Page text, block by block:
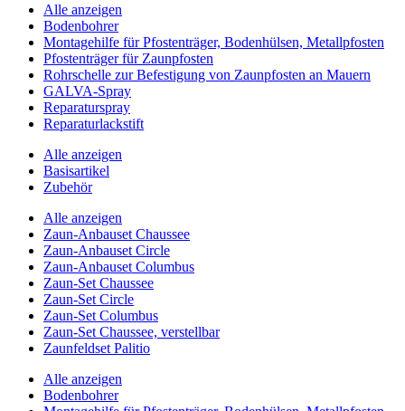
Alle anzeigen
Bodenbohrer
Montagehilfe für Pfostenträger, Bodenhülsen, Metallpfosten
Pfostenträger für Zaunpfosten
Rohrschelle zur Befestigung von Zaunpfosten an Mauern
GALVA-Spray
Reparaturspray
Reparaturlackstift
Alle anzeigen
Basisartikel
Zubehör
Alle anzeigen
Zaun-Anbauset Chaussee
Zaun-Anbauset Circle
Zaun-Anbauset Columbus
Zaun-Set Chaussee
Zaun-Set Circle
Zaun-Set Columbus
Zaun-Set Chaussee, verstellbar
Zaunfeldset Palitio
Alle anzeigen
Bodenbohrer